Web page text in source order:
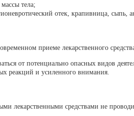
тела;
отек, крапивница, сыпь,
приеме лекарственного
от потенциально опасных видов
реакций и усиленного внимания.
лекарственными средствами не